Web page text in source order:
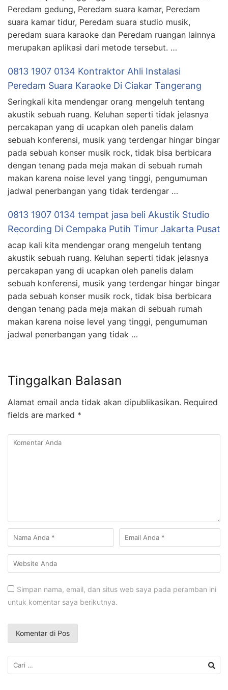
Peredam gedung, Peredam suara kamar, Peredam
suara kamar tidur, Peredam suara studio musik,
peredam suara karaoke dan Peredam ruangan lainnya
merupakan aplikasi dari metode tersebut. …
0813 1907 0134 Kontraktor Ahli Instalasi
Peredam Suara Karaoke Di Ciakar Tangerang
Seringkali kita mendengar orang mengeluh tentang
akustik sebuah ruang. Keluhan seperti tidak jelasnya
percakapan yang di ucapkan oleh panelis dalam
sebuah konferensi, musik yang terdengar hingar bingar
pada sebuah konser musik rock, tidak bisa berbicara
dengan tenang pada meja makan di sebuah rumah
makan karena noise level yang tinggi, pengumuman
jadwal penerbangan yang tidak terdengar …
0813 1907 0134 tempat jasa beli Akustik Studio
Recording Di Cempaka Putih Timur Jakarta Pusat
acap kali kita mendengar orang mengeluh tentang
akustik sebuah ruang. Keluhan seperti tidak jelasnya
percakapan yang di ucapkan oleh panelis dalam
sebuah konferensi, musik yang terdengar hingar bingar
pada sebuah konser musik rock, tidak bisa berbicara
dengan tenang pada meja makan di sebuah rumah
makan karena noise level yang tinggi, pengumuman
jadwal penerbangan yang tidak …
Tinggalkan Balasan
Alamat email anda tidak akan dipublikasikan. Required
fields are marked *
Simpan nama, email, dan situs web saya pada peramban ini
untuk komentar saya berikutnya.
Cari
untuk: